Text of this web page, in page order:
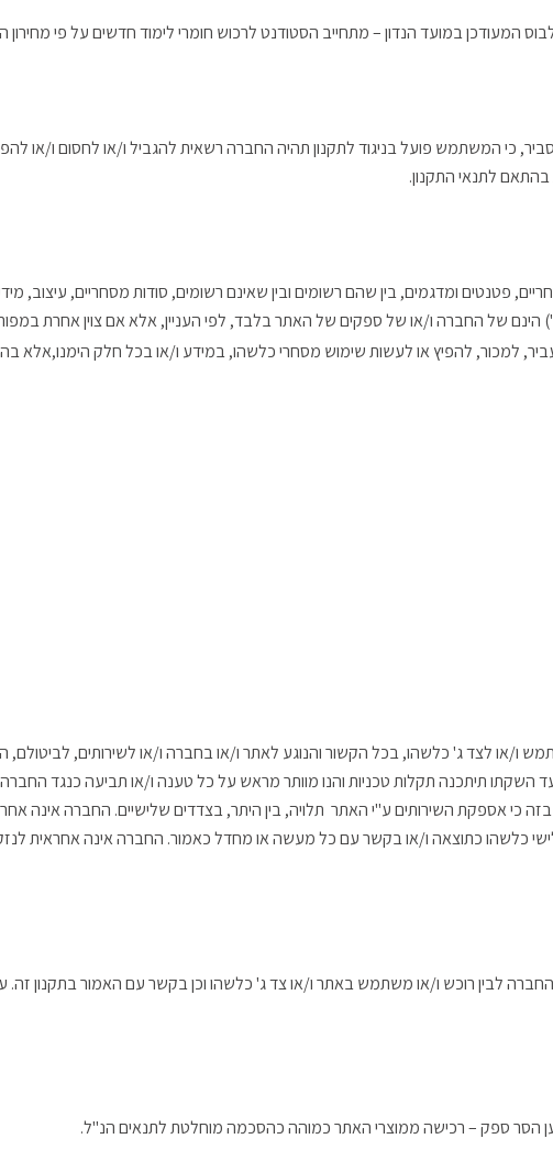
המעודכן במועד הנדון – מתחייב הסטודנט לרכוש חומרי לימוד חדשים על פי
כי המשתמש פועל בניגוד לתקנון תהיה החברה רשאית להגביל ו/או לחסום ו/או
לתנאי התקנון.
פטנטים ומדגמים, בין שהם רשומים ובין שאינם רשומים, סודות מסחריים, עיצוב,
הינם של החברה ו/או של ספקים של האתר בלבד, לפי העניין, אלא אם צוין אחרת
למכור, להפיץ או לעשות שימוש מסחרי כלשהו, במידע ו/או בכל חלק
ו/או לצד ג' כלשהו, בכל הקשור והנוגע לאתר ו/או בחברה ו/או לשירותים,
השקתו תיתכנה תקלות טכניות והנו מוותר מראש על כל טענה ו/או תביעה כנגד
כי אספקת השירותים ע"י האתר תלויה, בין היתר, בצדדים שלישיים. החברה אינה
כלשהו כתוצאה ו/או בקשר עם כל מעשה או מחדל כאמור. החברה אינה אחראית
לבין רוכש ו/או משתמש באתר ו/או צד ג' כלשהו וכן בקשר עם האמור בתקנון זה. על
הסר ספק – רכישה ממוצרי האתר כמוהה כהסכמה מוחלטת לתנאים הנ"ל.